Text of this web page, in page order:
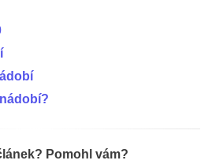
Pomohl vám?